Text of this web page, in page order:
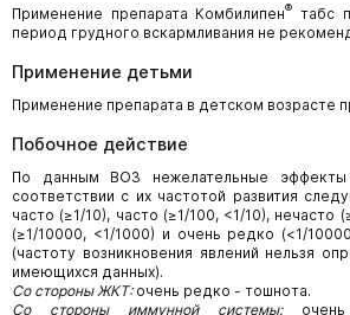
Применение препарата Комбилипен® табс
период грудного вскармливания не
Применение детьми
Применение препарата в детском возрасте
Побочное действие
По данным ВОЗ нежелательные эффекты
соответствии с их частотой развития
часто (≥1/10), часто (≥1/100, <1/10), нечасто
(≥1/10000, <1/1000) и очень редко (<1/
(частоту возникновения явлений нельзя
имеющихся данных).
Со стороны ЖКТ:очень редко - тошнота.
Со стороны иммунной системы:очень